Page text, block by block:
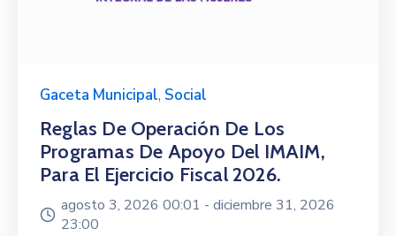
Gaceta Municipal, Social
Reglas De Operación De Los
Programas De Apoyo Del IMAIM,
Para El Ejercicio Fiscal 2026.
agosto 3, 2026 00:01 - diciembre 31, 2026
23:00